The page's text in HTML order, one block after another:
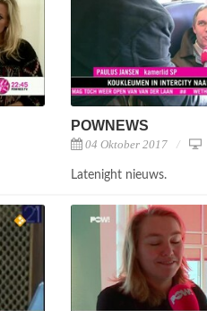
POWNEWS
04 Oktober 2017
Latenight nieuws.